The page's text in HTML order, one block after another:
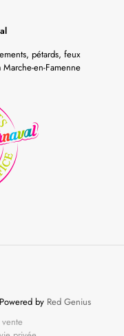
pétards, feux
en-Famenne
by Red Genius